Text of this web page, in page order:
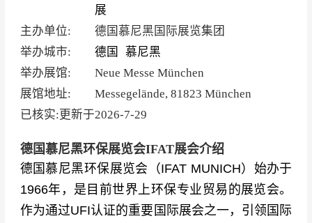
展
主办单位:
德国慕尼黑国际展览集团
举办城市:
德国
慕尼黑
举办展馆:
Neue Messe München
展馆地址:
Messegelände, 81823 München
已核实:更新于2026-7-29
德国慕尼黑环保展览会IFAT展会介绍
德国慕尼黑环保展览会（IFAT MUNICH）始办于
1966年，是目前世界上环保专业贸易的展览会。
作为通过UFI认证的重要国际展会之一，引领国际